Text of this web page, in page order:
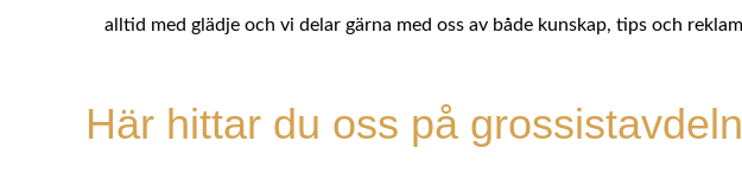
alltid med glädje och vi delar gärna med oss av både kunskap, tips och
Här hittar du oss på